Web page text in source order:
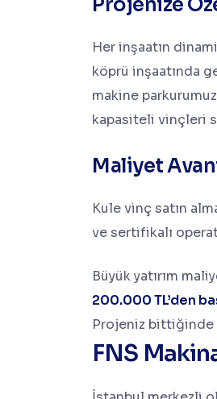
Her inşaatın
köprü inşaatında
makine
kapasiteli vinçleri
Maliyet
Kule vinç satın
ve sertifikalı
Büyük yatırım
200.000 TL’den
Projeniz bittiğinde
FNS